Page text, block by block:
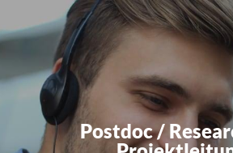
Postdoc /